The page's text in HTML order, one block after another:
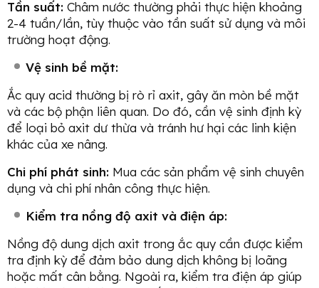
Tần suất: Châm nước thường phải thực hiện khoảng
2-4 tuần/lần, tùy thuộc vào tần suất sử dụng và môi
trường hoạt động.
Vệ sinh bề mặt:
Ắc quy acid thường bị rò rỉ axit, gây ăn mòn bề mặt
và các bộ phận liên quan. Do đó, cần vệ sinh định kỳ
để loại bỏ axit dư thừa và tránh hư hại các linh kiện
khác của xe nâng.
Chi phí phát sinh: Mua các sản phẩm vệ sinh chuyên
dụng và chi phí nhân công thực hiện.
Kiểm tra nồng độ axit và điện áp:
Nồng độ dung dịch axit trong ắc quy cần được kiểm
tra định kỳ để đảm bảo dung dịch không bị loãng
hoặc mất cân bằng. Ngoài ra, kiểm tra điện áp giúp